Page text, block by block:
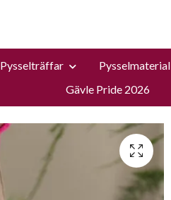
Pysselträffar Pysselmaterial
Gävle Pride 2026